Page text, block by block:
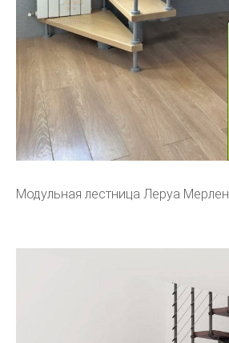
Модульная лестница Леруа Мерлен